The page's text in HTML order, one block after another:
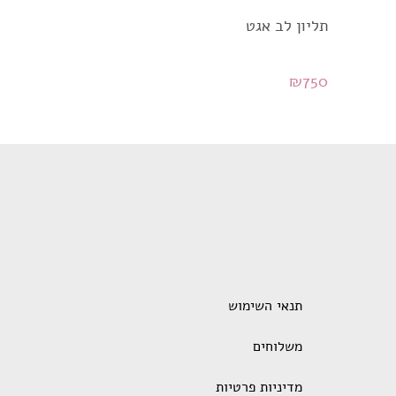
תליון לב אגט
₪750
תנאי השימוש
משלוחים
מדיניות פרטיות